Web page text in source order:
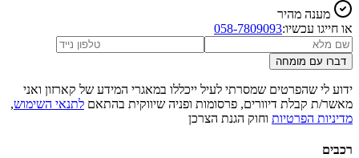
מענה מהיר
או חייגו עכשיו:058-7809093
דברו עם מומחה
ידוע לי שהפרטים שמסרתי לעיל ייכללו במאגרי המידע של קארזון ואני
מאשר/ת קבלת דיוורים, פרסומות ופניה שיווקית בהתאם לתנאי השימוש,
מדיניות הפרטיות וחוק הגנת הצרכן
רכבים